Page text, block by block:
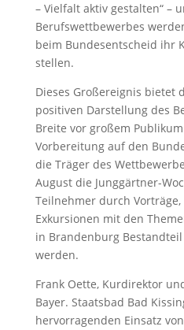
– Vielfalt aktiv gestalten“ –
Berufswettbewerbes
beim Bundesentscheid ihr
stellen.
Dieses Großereignis bietet
positiven Darstellung des
Breite vor großem
Vorbereitung auf den
die Träger des
August die Junggärtner-
Teilnehmer durch
Exkursionen mit den
in Brandenburg
werden.
Frank Oette, Kurdirektor
Bayer. Staatsbad Bad
hervorragenden Einsatz